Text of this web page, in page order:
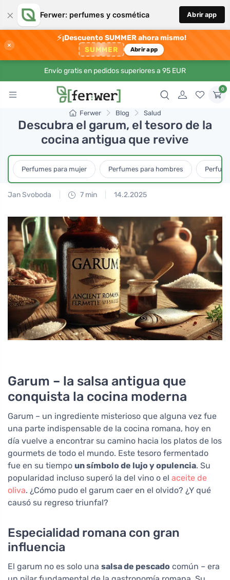
× Ferwer: perfumes y cosmética Abrir app
×
⚡¡Descuento SUMMER ahora mismo!
SUMMER Abrir app
Envío gratis en pedidos superiores a 95 EUR
0
Ferwer Blog Salud
Descubra el garum, el tesoro de la
cocina antigua que revive
Perfumes para mujer Perfumes para hombres
Jan Svoboda 7 min 14.2.2025
Garum – la salsa antigua que
conquista la cocina moderna
Garum – un ingrediente misterioso que alguna vez fue
una parte indispensable de la cocina romana, hoy en
día vuelve a encontrar su camino hacia los platos de los
gourmets de todo el mundo. Este tesoro fermentado
fue en su tiempo un símbolo de lujo y opulencia. Su
popularidad incluso superó la del vino o el aceite de
oliva. ¿Cómo pudo el garum caer en el olvido? ¿Y qué
causó su regreso triunfal?
Especialidad romana con gran
influencia
El garum no es solo una salsa de pescado común – era